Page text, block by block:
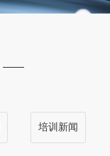
培训新闻